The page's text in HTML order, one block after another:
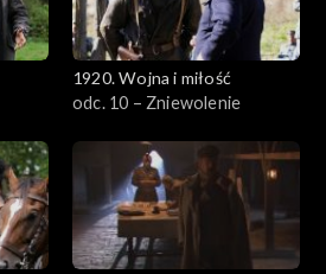
1920. Wojna i miłość
odc. 10 – Zniewolenie